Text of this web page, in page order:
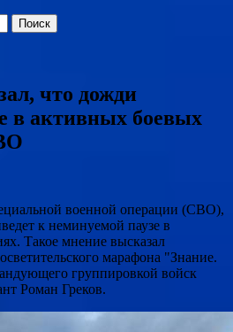
что дожди
в активных боевых
военной операции (СВО),
к неминуемой паузе в
Такое мнение высказал
марафона "Знание.
группировкой войск
Роман Греков.